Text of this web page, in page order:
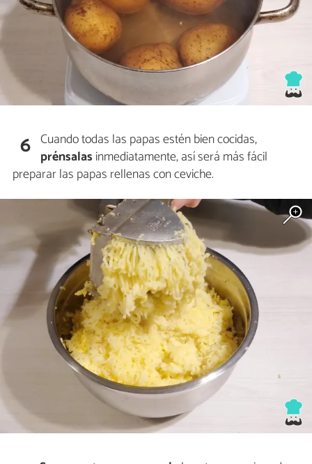
6 Cuando todas las papas estén bien cocidas,
prénsalas inmediatamente, así será más fácil
preparar las papas rellenas con ceviche.